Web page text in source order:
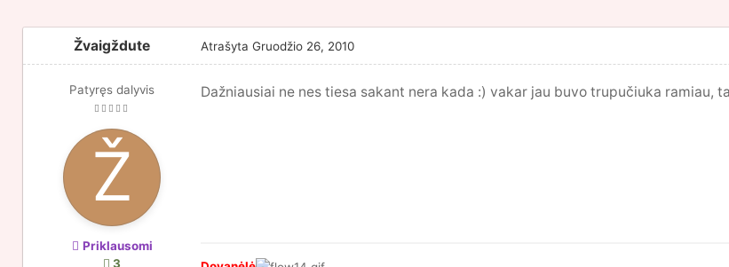
Žvaigždute
Patyręs dalyvis
Priklausomi
3
Atrašyta Gruodžio 26, 2010
Dažniausiai ne nes tiesa sakant nera kada :) vakar jau buvo trupučiuka ramiau,